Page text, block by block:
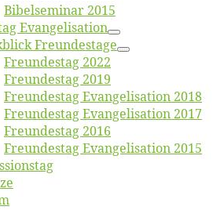
Bibelsemi­nar 2015
Evangelisation
Freundestage
Freun­des­tag 2022
Freun­des­tag 2019
Freun­des­tag Evan­ge­li­sa­ti­on 2018
Freun­des­tag Evan­ge­li­sa­ti­on 2017
Freun­des­tag 2016
Freun­des­tag Evan­ge­li­sa­ti­on 2015